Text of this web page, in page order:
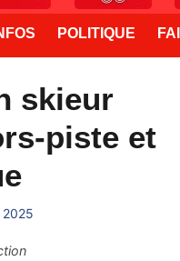
POLITIQUE
skieur
piste et
2025